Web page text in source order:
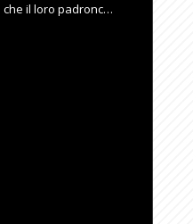
che il loro padronc…